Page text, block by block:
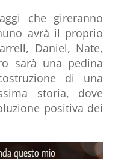
che gireranno
avrà il proprio
Daniel, Nate,
sarà una pedina
di una
storia, dove
positiva dei